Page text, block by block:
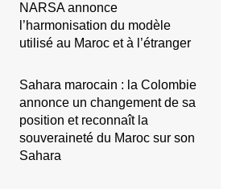
NARSA annonce
l’harmonisation du modèle
utilisé au Maroc et à l’étranger
Sahara marocain : la Colombie
annonce un changement de sa
position et reconnaît la
souveraineté du Maroc sur son
Sahara